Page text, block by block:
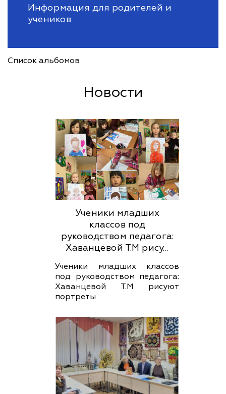
Информация для родителей и
учеников
Список альбомов
Новости
Ученики младших
классов под
руководством педагога:
Хаванцевой Т.М рису…
Ученики младших классов
под руководством педагога:
Хаванцевой Т.М рисуют
портреты